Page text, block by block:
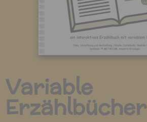
Variable
Erzählbücher